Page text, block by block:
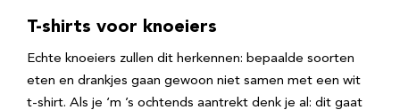
T-shirts voor knoeiers
Echte knoeiers zullen dit herkennen: bepaalde soorten
eten en drankjes gaan gewoon niet samen met een wit
t-shirt. Als je ‘m ’s ochtends aantrekt denk je al: dit gaat